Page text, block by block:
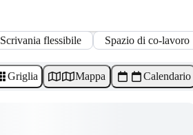
Scrivania flessibile Spazio di co-lavoro
Griglia Mappa Calendario